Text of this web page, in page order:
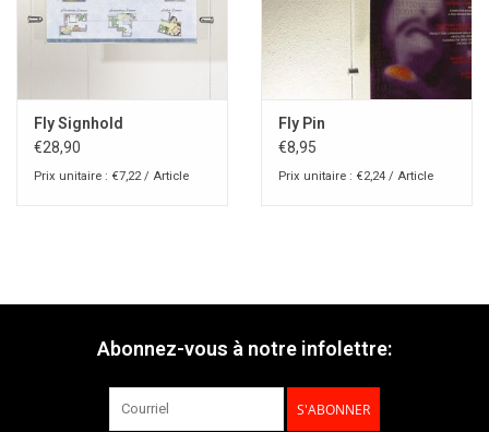
Fly Signhold
€28,90
Prix unitaire : €7,22 / Article
Fly Pin
€8,95
Prix unitaire : €2,24 / Article
Abonnez-vous à notre infolettre:
S'ABONNER